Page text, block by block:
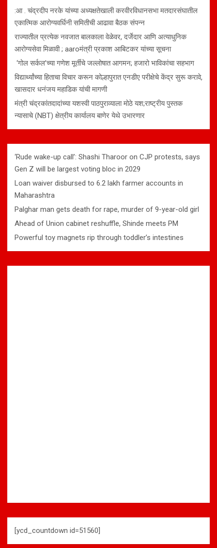
:आ . चंद्रदीप नरके यांच्या अध्यक्षतेखाली करवीरविधानसभा मतदारसंघातील
एकात्मिक आरोग्यवर्धिनी समितीची आढावा बैठक संपन्न
राज्यातील प्रत्येक नवजात बालकाला वेळेवर, दर्जेदार आणि अत्याधुनिक
आरोग्यसेवा मिळावी ; aaroमंत्री प्रकाश आबिटकर यांच्या सूचना
‘गोल सर्कल’च्या गणेश मूर्तीचे जल्लोषात आगमन; हजारो भाविकांचा सहभाग
विद्यार्थ्यांच्या हिताचा विचार करून कोल्हापुरात एनडीए परीक्षेचे केंद्र सुरू करावे,
खासदार धनंजय महाडिक यांची मागणी
मंत्री चंद्रकांतदादांच्या यशस्वी पाठपुराव्याला मोठे यश;राष्ट्रीय पुस्तक
न्यासाचे (NBT) क्षेत्रीय कार्यालय बाणेर येथे उभारणार
‘Rude wake-up call’: Shashi Tharoor on CJP protests, says
Gen Z will be largest voting bloc in 2029
Loan waiver disbursed to 6.2 lakh farmer accounts in
Maharashtra
Palghar man gets death for rape, murder of 9-year-old girl
Ahead of Union cabinet reshuffle, Shinde meets PM
Powerful toy magnets rip through toddler’s intestines
[ycd_countdown id=51560]